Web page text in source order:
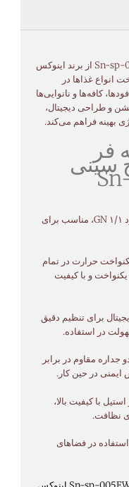
Sn-sp- از برند اینوکس
انواعغذاها در
کافه‌ها و نانوایی‌ها
و طراحی دیجیتال،
بهینه فراهم می‌کند.
فر
سینی
GN ۱/۱، مناسب برای
حرارت درتمام
یکنواختو باکیفیت
برایتنظیم دقیق
در استفاده.
جداره مقاوم در برابر
ایمنی در حینکار.
استیل باکیفیت بالا،
نظافت.
استفاده درفضاهای